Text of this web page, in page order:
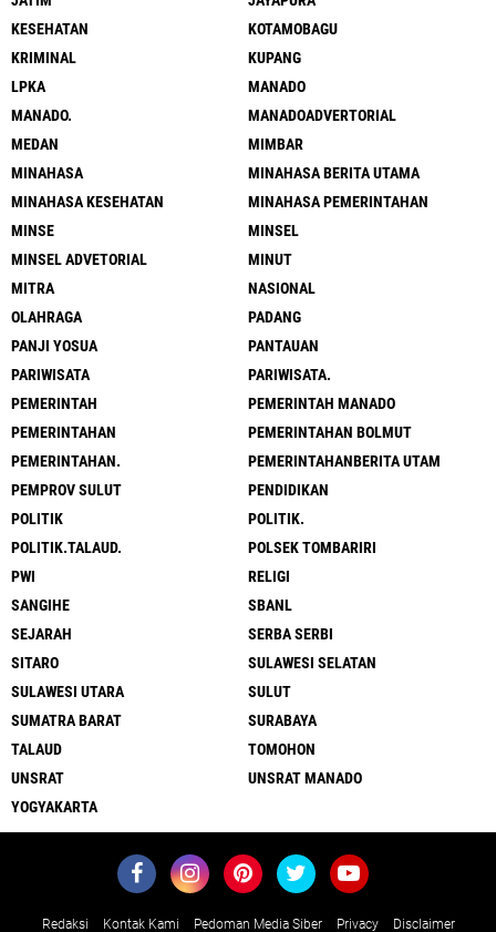
KESEHATAN
KOTAMOBAGU
KRIMINAL
KUPANG
LPKA
MANADO
MANADO.
MANADOADVERTORIAL
MEDAN
MIMBAR
MINAHASA
MINAHASA BERITA UTAMA
MINAHASA KESEHATAN
MINAHASA PEMERINTAHAN
MINSE
MINSEL
MINSEL ADVETORIAL
MINUT
MITRA
NASIONAL
OLAHRAGA
PADANG
PANJI YOSUA
PANTAUAN
PARIWISATA
PARIWISATA.
PEMERINTAH
PEMERINTAH MANADO
PEMERINTAHAN
PEMERINTAHAN BOLMUT
PEMERINTAHAN.
PEMERINTAHANBERITA UTAM
PEMPROV SULUT
PENDIDIKAN
POLITIK
POLITIK.
POLITIK.TALAUD.
POLSEK TOMBARIRI
PWI
RELIGI
SANGIHE
SBANL
SEJARAH
SERBA SERBI
SITARO
SULAWESI SELATAN
SULAWESI UTARA
SULUT
SUMATRA BARAT
SURABAYA
TALAUD
TOMOHON
UNSRAT
UNSRAT MANADO
YOGYAKARTA
Redaksi Kontak Kami Pedoman Media Siber Privacy Disclaimer